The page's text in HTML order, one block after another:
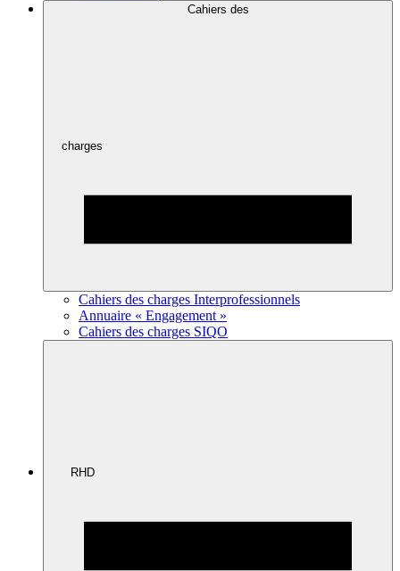
Cahiers des
charges
Cahiers des charges Interprofessionnels
Annuaire « Engagement »
Cahiers des charges SIQO
RHD